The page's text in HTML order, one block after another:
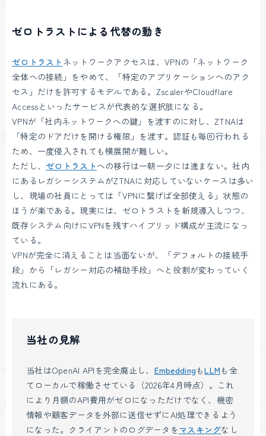
ゼロトラストによる代替の動き
ゼロトラスト ネットワークアクセスは、VPNの「ネットワーク
全体への接続」をやめて、「特定のアプリケーションへのアク
セス」だけを許可するモデルである。ZscalerやCloudflare
Accessといったサービスが代表的な選択肢になる。
VPNが「社内ネットワークへの鍵」を渡すのに対し、ZTNAは
「特定のドアだけを開ける権限」を渡す。認証も毎回行われる
ため、一度侵入されても横展開が難しい。
ただし、ゼロトラストへの移行は一朝一夕には進まない。社内
にあるレガシーシステムがZTNAに対応していないケースは多い
し、現場の社員にとっては「VPNに繋げば全部使える」状態の
ほうが楽である。現実には、ゼロトラストを新規導入しつつ、
既存システム向けにVPNを残すハイブリッド構成が主流になっ
ている。
VPNが完全に消えることは当面ないが、「デフォルトの接続手
段」から「レガシー対応の補助手段」へと役割が変わっていく
流れにある。
当社の見解
当社はOpenAI APIを完全廃止し、 EmbeddingもLLMも全
てローカルで稼働させている（2026年4月時点）。これ
により月額のAPI費用がゼロになっただけでなく、機密
情報や顧客データを外部に送信せずにAI処理できるよう
になった。クライアントのログデータをマスキングなし